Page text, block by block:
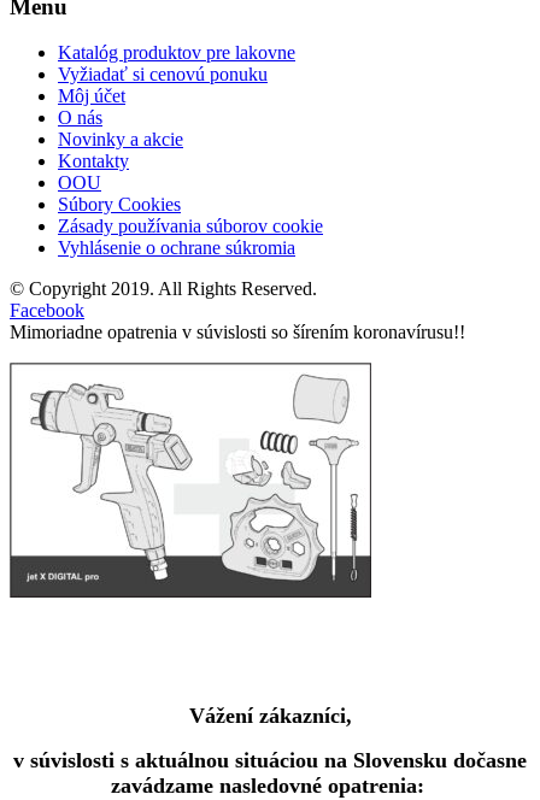
Menu
Katalóg produktov pre lakovne
Vyžiadať si cenovú ponuku
Môj účet
O nás
Novinky a akcie
Kontakty
OOU
Súbory Cookies
Zásady používania súborov cookie
Vyhlásenie o ochrane súkromia
© Copyright 2019. All Rights Reserved.
Facebook
Mimoriadne opatrenia v súvislosti so šírením koronavírusu!!
Vážení zákazníci,
v súvislosti s aktuálnou situáciou na Slovensku dočasne
zavádzame nasledovné opatrenia: